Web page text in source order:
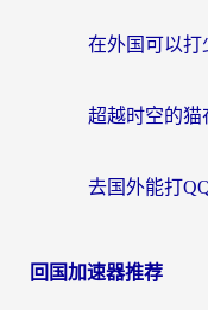
回国加速器推荐